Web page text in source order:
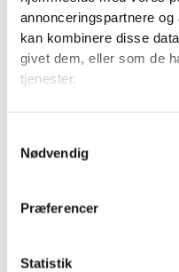
annonceringspartnere
kan kombinere disse
givet dem, eller som de
tjenester.
Nødvendig
Præferencer
Statistik
kr.
Tilføj til kurv
Mininor –
Tilføj til kurv